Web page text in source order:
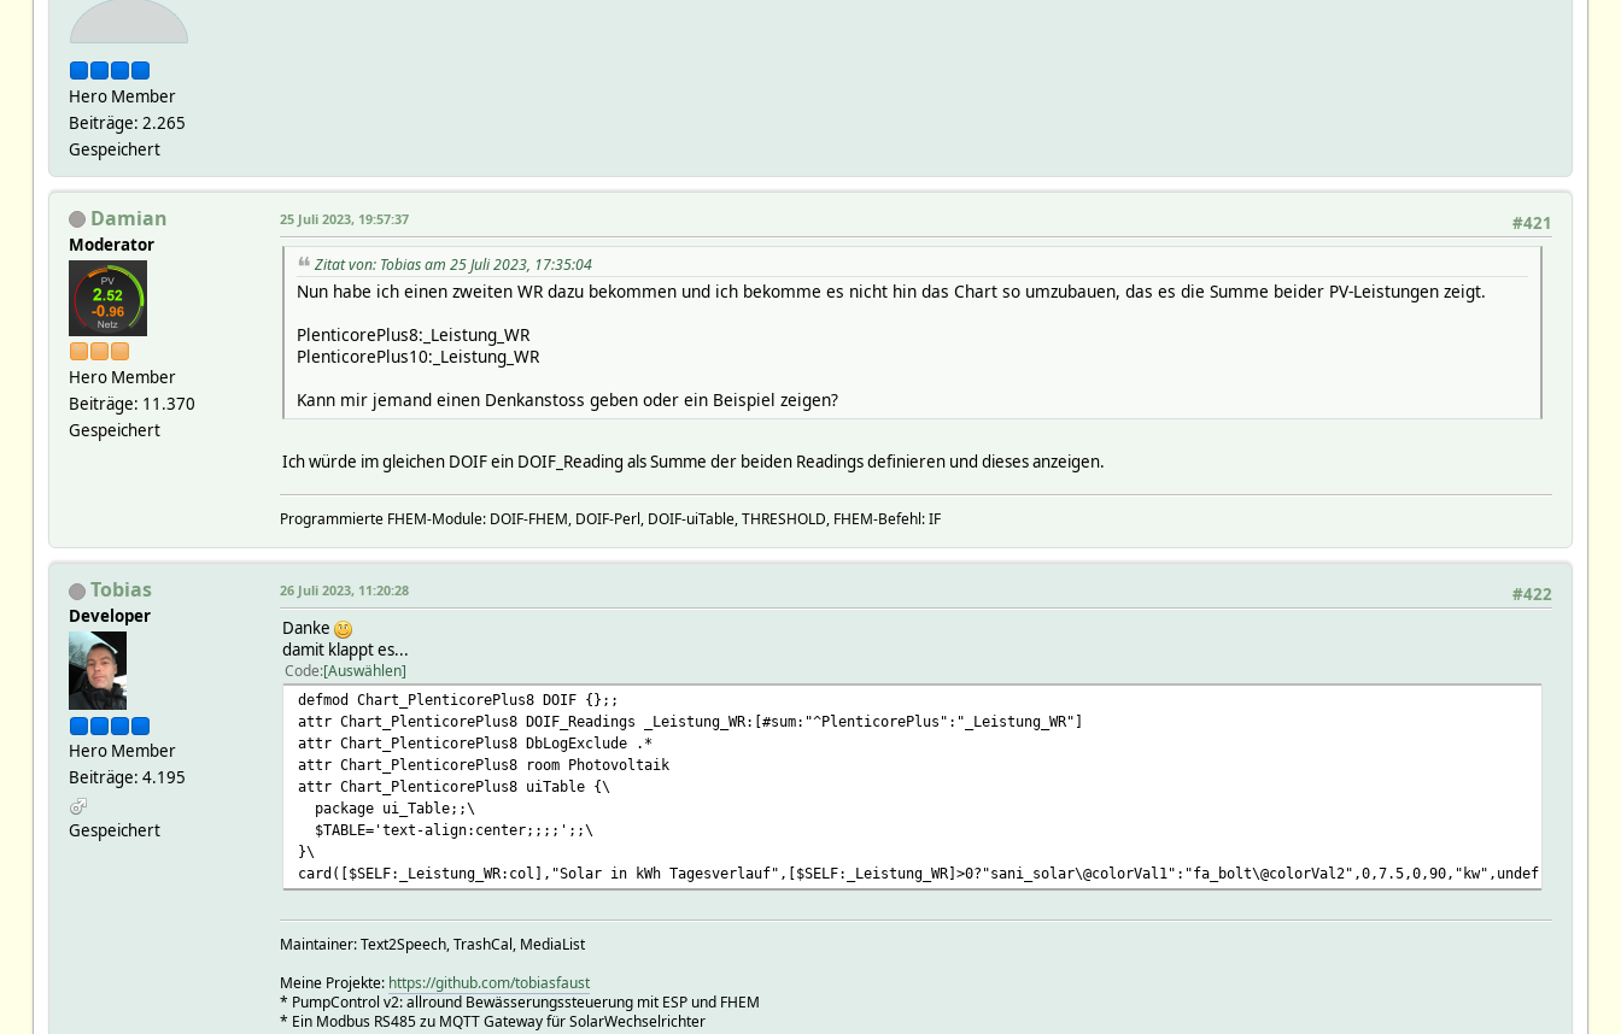
Hero Member
Beiträge: 2.265
Gespeichert
Damian
Moderator
Hero Member
Beiträge: 11.370
Gespeichert
#421
25 Juli 2023, 19:57:37
Zitat von: Tobias am 25 Juli 2023, 17:35:04
Nun habe ich einen zweiten WR dazu bekommen und ich bekomme es nicht hin das Chart so umzubauen, das es die Summe beider PV-Leistungen zeigt.
PlenticorePlus8:_Leistung_WR
PlenticorePlus10:_Leistung_WR
Kann mir jemand einen Denkanstoss geben oder ein Beispiel zeigen?
Ich würde im gleichen DOIF ein DOIF_Reading als Summe der beiden Readings definieren und dieses anzeigen.
Programmierte FHEM-Module: DOIF-FHEM, DOIF-Perl, DOIF-uiTable, THRESHOLD, FHEM-Befehl: IF
Tobias
Developer
Hero Member
Beiträge: 4.195
Gespeichert
#422
26 Juli 2023, 11:20:28
Danke
damit klappt es...
Code Auswählen
defmod Chart_PlenticorePlus8 DOIF {};;
attr Chart_PlenticorePlus8 DOIF_Readings _Leistung_WR:[#sum:"^PlenticorePlus":"_Leistung_WR"]
attr Chart_PlenticorePlus8 DbLogExclude .*
attr Chart_PlenticorePlus8 room Photovoltaik
attr Chart_PlenticorePlus8 uiTable {\
package ui_Table;;\
$TABLE='text-align:center;;;;';;\
}\
card([$SELF:_Leistung_WR:col],"Solar in kWh
Maintainer: Text2Speech, TrashCal, MediaList
Meine Projekte: https://github.com/tobiasfaust
* PumpControl v2: allround Bewässerungssteuerung mit ESP und FHEM
* Ein Modbus RS485 zu MQTT Gateway für SolarWechselrichter